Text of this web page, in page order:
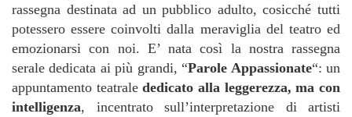
rassegna destinata ad un pubblico adulto, cosicché tutti
potessero essere coinvolti dalla meraviglia del teatro ed
emozionarsi con noi. E’ nata così la nostra rassegna
serale dedicata ai più grandi, “Parole Appassionate“: un
appuntamento teatralededicato alla leggerezza, ma con
intelligenza, incentrato sull’interpretazione di artisti